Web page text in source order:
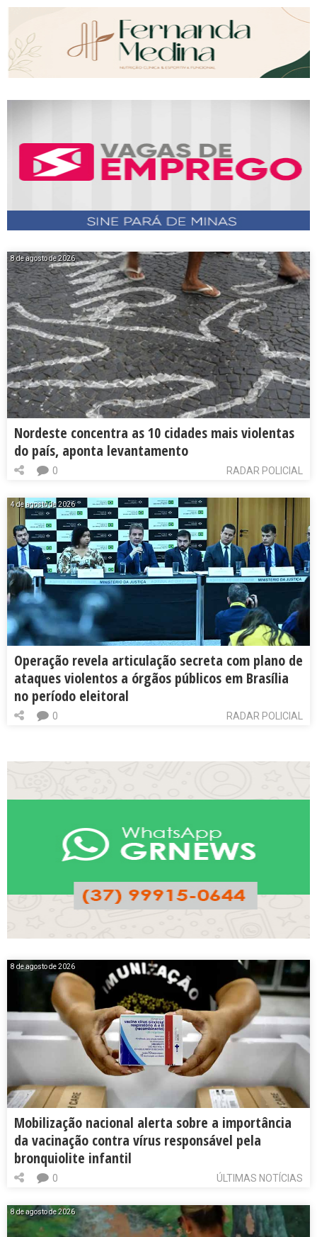
8 de agosto de 2026
Nordeste concentra as 10 cidades mais violentas
do país, aponta levantamento
RADAR POLICIAL
0
4 de agosto de 2026
Operação revela articulação secreta com plano de
ataques violentos a órgãos públicos em Brasília
no período eleitoral
RADAR POLICIAL
0
8 de agosto de 2026
Mobilização nacional alerta sobre a importância
da vacinação contra vírus responsável pela
bronquiolite infantil
ÚLTIMAS NOTÍCIAS
0
8 de agosto de 2026